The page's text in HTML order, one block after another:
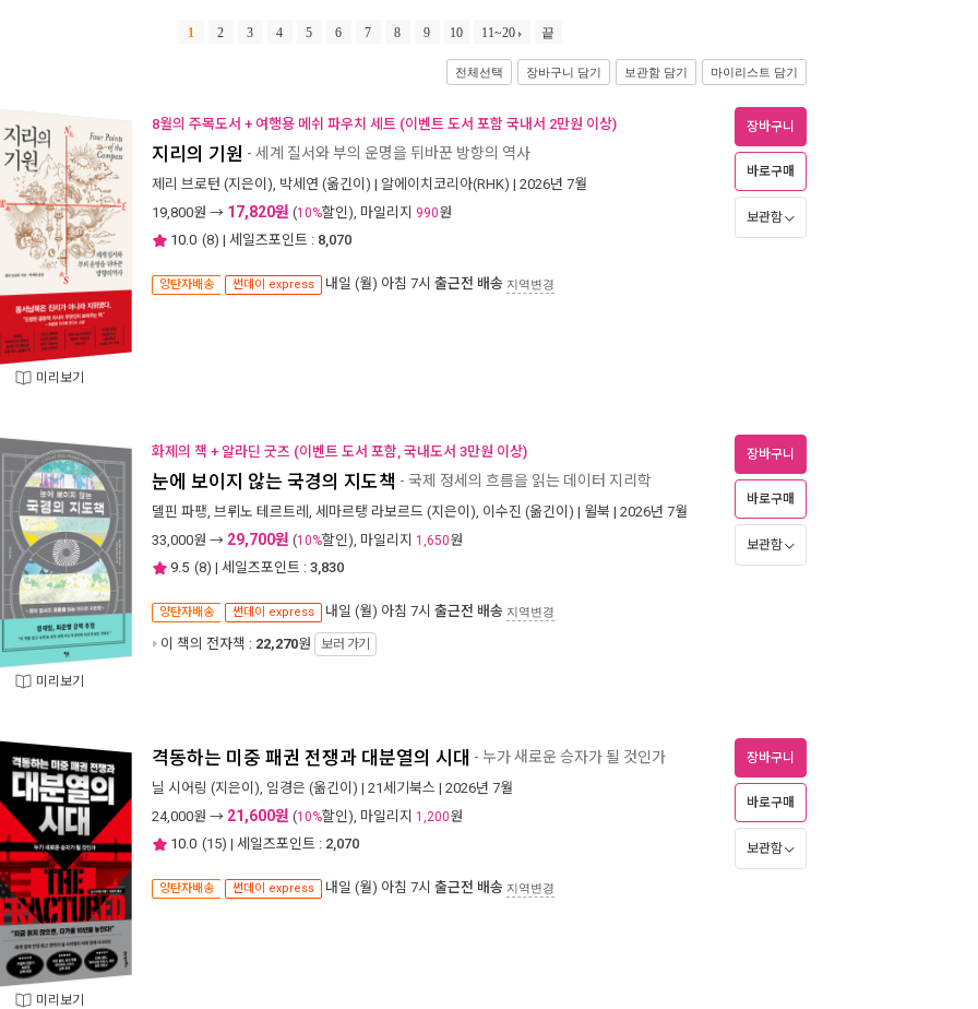
1 2 3 4 5 6 7 8 9 10 11~20 끝
전체선택 장바구니 담기 보관함 담기 마이리스트 담기
미리보기
8월의 주목도서 + 여행용 메쉬 파우치 세트 (이벤트 도서 포함 국내서 2만원 이상)
지리의 기원 - 세계 질서와 부의 운명을 뒤바꾼 방향의 역사
제리 브로턴 (지은이), 박세연 (옮긴이) | 알에이치코리아(RHK) | 2026년 7월
19,800원 → 17,820원 (10%할인), 마일리지 990원
10.0 (8) | 세일즈포인트 : 8,070
양탄자배송 썬데이 express 내일 (월) 아침 7시 출근전 배송 지역변경
장바구니
바로구매
보관함
미리보기
화제의 책 + 알라딘 굿즈 (이벤트 도서 포함, 국내도서 3만원 이상)
눈에 보이지 않는 국경의 지도책 - 국제 정세의 흐름을 읽는 데이터 지리학
델핀 파팽, 브뤼노 테르트레 , 세마르탱 라보르드 (지은이), 이수진 (옮긴이) | 윌북 | 2026년 7월
33,000원 → 29,700원 (10%할인), 마일리지 1,650원
9.5 (8) | 세일즈포인트 : 3,830
양탄자배송 썬데이 express 내일 (월) 아침 7시 출근전 배송 지역변경
이 책의 전자책 : 22,270원 보러 가기
장바구니
바로구매
보관함
미리보기
격동하는 미중 패권 전쟁과 대분열의 시대 - 누가 새로운 승자가 될 것인가
닐 시어링 (지은이), 임경은 (옮긴이) | 21세기북스 | 2026년 7월
24,000원 → 21,600원 (10%할인), 마일리지 1,200원
10.0 (15) | 세일즈포인트 : 2,070
양탄자배송 썬데이 express 내일 (월) 아침 7시 출근전 배송 지역변경
장바구니
바로구매
보관함